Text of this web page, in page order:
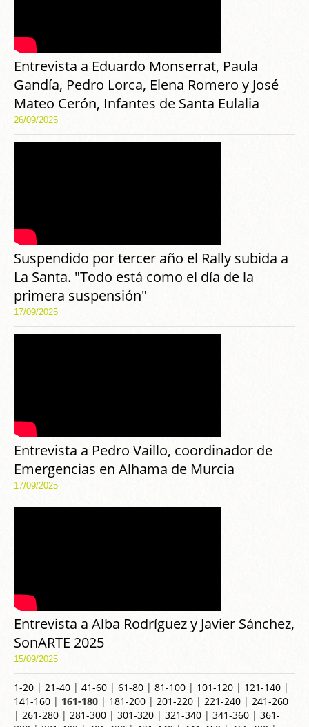
Entrevista a Eduardo Monserrat, Paula
Gandía, Pedro Lorca, Elena Romero y José
Mateo Cerón, Infantes de Santa Eulalia
26/09/2025
Suspendido por tercer año el Rally subida a
La Santa. "Todo está como el día de la
primera suspensión"
17/09/2025
Entrevista a Pedro Vaillo, coordinador de
Emergencias en Alhama de Murcia
17/09/2025
Entrevista a Alba Rodríguez y Javier Sánchez,
SonARTE 2025
15/09/2025
1-20 | 21-40 | 41-60 | 61-80 | 81-100 | 101-120 | 121-140 |
141-160 | 161-180 | 181-200 | 201-220 | 221-240 | 241-260
| 261-280 | 281-300 | 301-320 | 321-340 | 341-360 | 361-